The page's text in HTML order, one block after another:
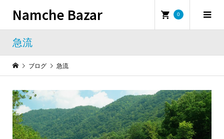
Namche Bazar 0
急流
ブログ 急流